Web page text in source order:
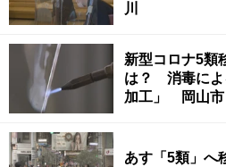
川
新型コロナ5類
は？ 消毒によ
加工」 岡山市
あす「5類」